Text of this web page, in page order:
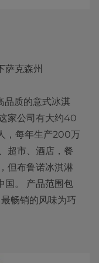
萨克森州
品质的意式冰淇
家公司有大约40
，每年生产200万
超市、酒店，餐
但布鲁诺冰淇淋
国。 产品范围包
畅销的风味为巧